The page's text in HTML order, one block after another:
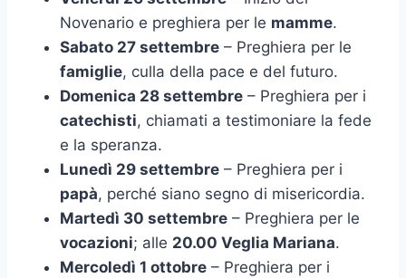
Novenario e preghiera per le mamme.
Sabato 27 settembre – Preghiera per le
famiglie, culla della pace e del futuro.
Domenica 28 settembre – Preghiera per i
catechisti, chiamati a testimoniare la fede
e la speranza.
Lunedì 29 settembre – Preghiera per i
papà, perché siano segno di misericordia.
Martedì 30 settembre – Preghiera per le
vocazioni; alle 20.00 Veglia Mariana.
Mercoledì 1 ottobre – Preghiera per i